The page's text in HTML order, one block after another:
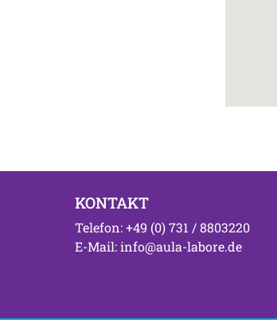
KONTAKT
Telefon: +49 (0) 731 / 8803220
E-Mail: info@aula-labore.de